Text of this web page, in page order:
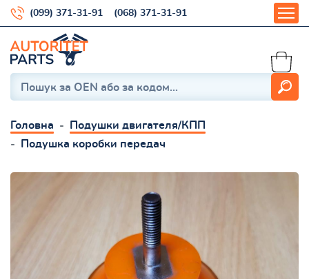
(099) 371-31-91 (068) 371-31-91
Головна
Подушки двигателя/КПП
Подушка коробки передач